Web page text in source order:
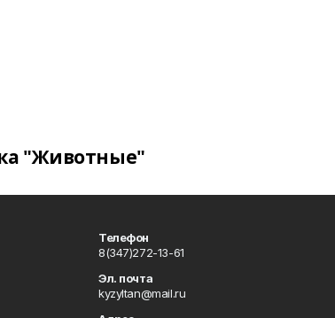
"Животные"
Телефон
8(347)272-13-61
Эл. почта
kyzyltan@mail.ru